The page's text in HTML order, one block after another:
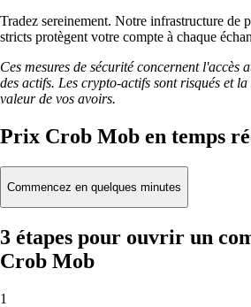
Tradez sereinement. Notre infrastructure de
stricts protègent votre compte à chaque
Ces mesures de sécurité concernent l'accès
des actifs. Les crypto-actifs sont risqués et
valeur de vos avoirs.
Prix Crob Mob en temps
Commencez en quelques minutes
3 étapes pour ouvrir un
Crob Mob
1